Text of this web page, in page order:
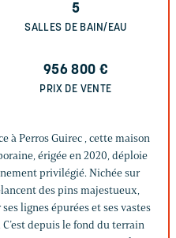
5
SALLES DE BAIN/EAU
956 800 €
PRIX DE VENTE
à Perros Guirec , cette maison
érigée en 2020, déploie
privilégié. Nichée sur
des pins majestueux,
lignes épurées et ses vastes
depuis le fond du terrain